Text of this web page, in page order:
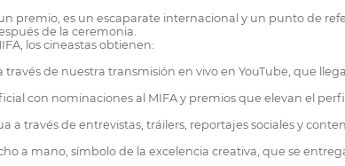
un premio, es un escaparate internacional y un punto de
de la ceremonia.
los cineastas obtienen:
través de nuestra transmisión en vivo en YouTube, que
con nominaciones al MIFA y premios que elevan el
a través de entrevistas, tráilers, reportajes sociales y
a mano, símbolo de la excelencia creativa, que se